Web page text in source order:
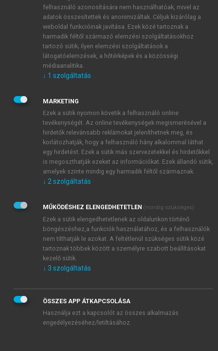
1 óra díjmentes hozzáférés
E-MAIL-CÍM
JELSZÓ
JELSZÓ ÚJRA
Kérek értesítést a MeRSZ újdonságairól, akcióiról.
Kérek értesítést az Akadémiai Kiadó Zrt. újdonságairól,
Adatkezelési tájékoztatóbanfoglaltakat tudomásul
veszem és elfogadom.
Általános vásárlási feltételeket, valamint a szotar.netés a
mersz.huoldalak licencszerződéseiben foglaltakat
tudomásul veszem és elfogadom.
KIPRÓBÁLOM
felhasználó azonosítására nem használhatóak, mivel az
adatok összesítettek és anonimizáltak. Céljuk kizárólag a
weboldal funkcióinak javítása. Ezek közé tartoznak a
harmadik féltől származó elemzési szolgáltatásokhoz
tartozó sütik; ilyen elemzési szolgáltatások a
látogatóelemzések, a hőtérképek és a közösségi
médiaanalitika.
↓ 1 szolgáltatás
MARKETING
Ezek a sütik nyomon követik a felhasználó online
tevékenységét. Az online tevékenységek megismerésével a
hirdetők relevánsabb reklámokat jeleníthetnek meg, és
korlátozhatják, hogy a felhasználó hány alkalommal láthat
egy hirdetést. Ezek a sütik más szervezetekkel és hirdetőkkel
is megoszthatják ezeket az információkat. Ezek állandó sütik,
amelyek szinte mindig egy harmadik féltől származnak.
↓ 2 szolgáltatás
MŰKÖDÉSHEZ ELENGEDHETETLEN (mindig szükséges)
Ezek a sütik elengedhetetlenek az oldalunkon történő
böngészéshez,a funkciók használatához, és a felhasználók
nem tilthatják le azokat. A feltétlenül szükséges sütik közé
tartoznak többek között a személyre szabott beállításokat
kezelő sütik.
↓ 3 szolgáltatás
ÖSSZES APP ÁTKAPCSOLÁSA
Használja ezt a kapcsolót az összes alkalmazás
engedélyezéséhez/letiltásához.